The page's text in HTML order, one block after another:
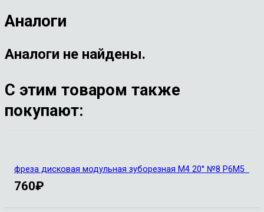
Аналоги
Аналоги не найдены.
С этим товаром также
покупают:
фреза дисковая модульная зуборезная М4 20° №8 Р6М5
760₽